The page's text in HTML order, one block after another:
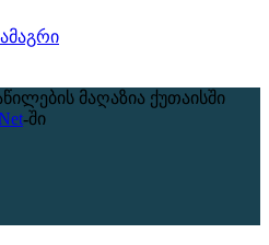
მაღაზია ქუთაისში
-ში